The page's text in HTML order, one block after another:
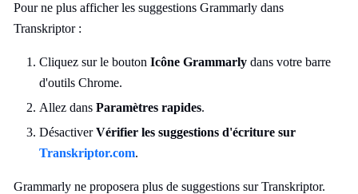
Pour ne plus afficher les suggestions Grammarly dans
Transkriptor :
Cliquez sur le bouton Icône Grammarly dans votre barre
d'outils Chrome.
Allez dans Paramètres rapides.
DésactiverVérifier les suggestions d'écriture sur
Transkriptor.com.
Grammarly ne proposera plus de suggestions sur Transkriptor.